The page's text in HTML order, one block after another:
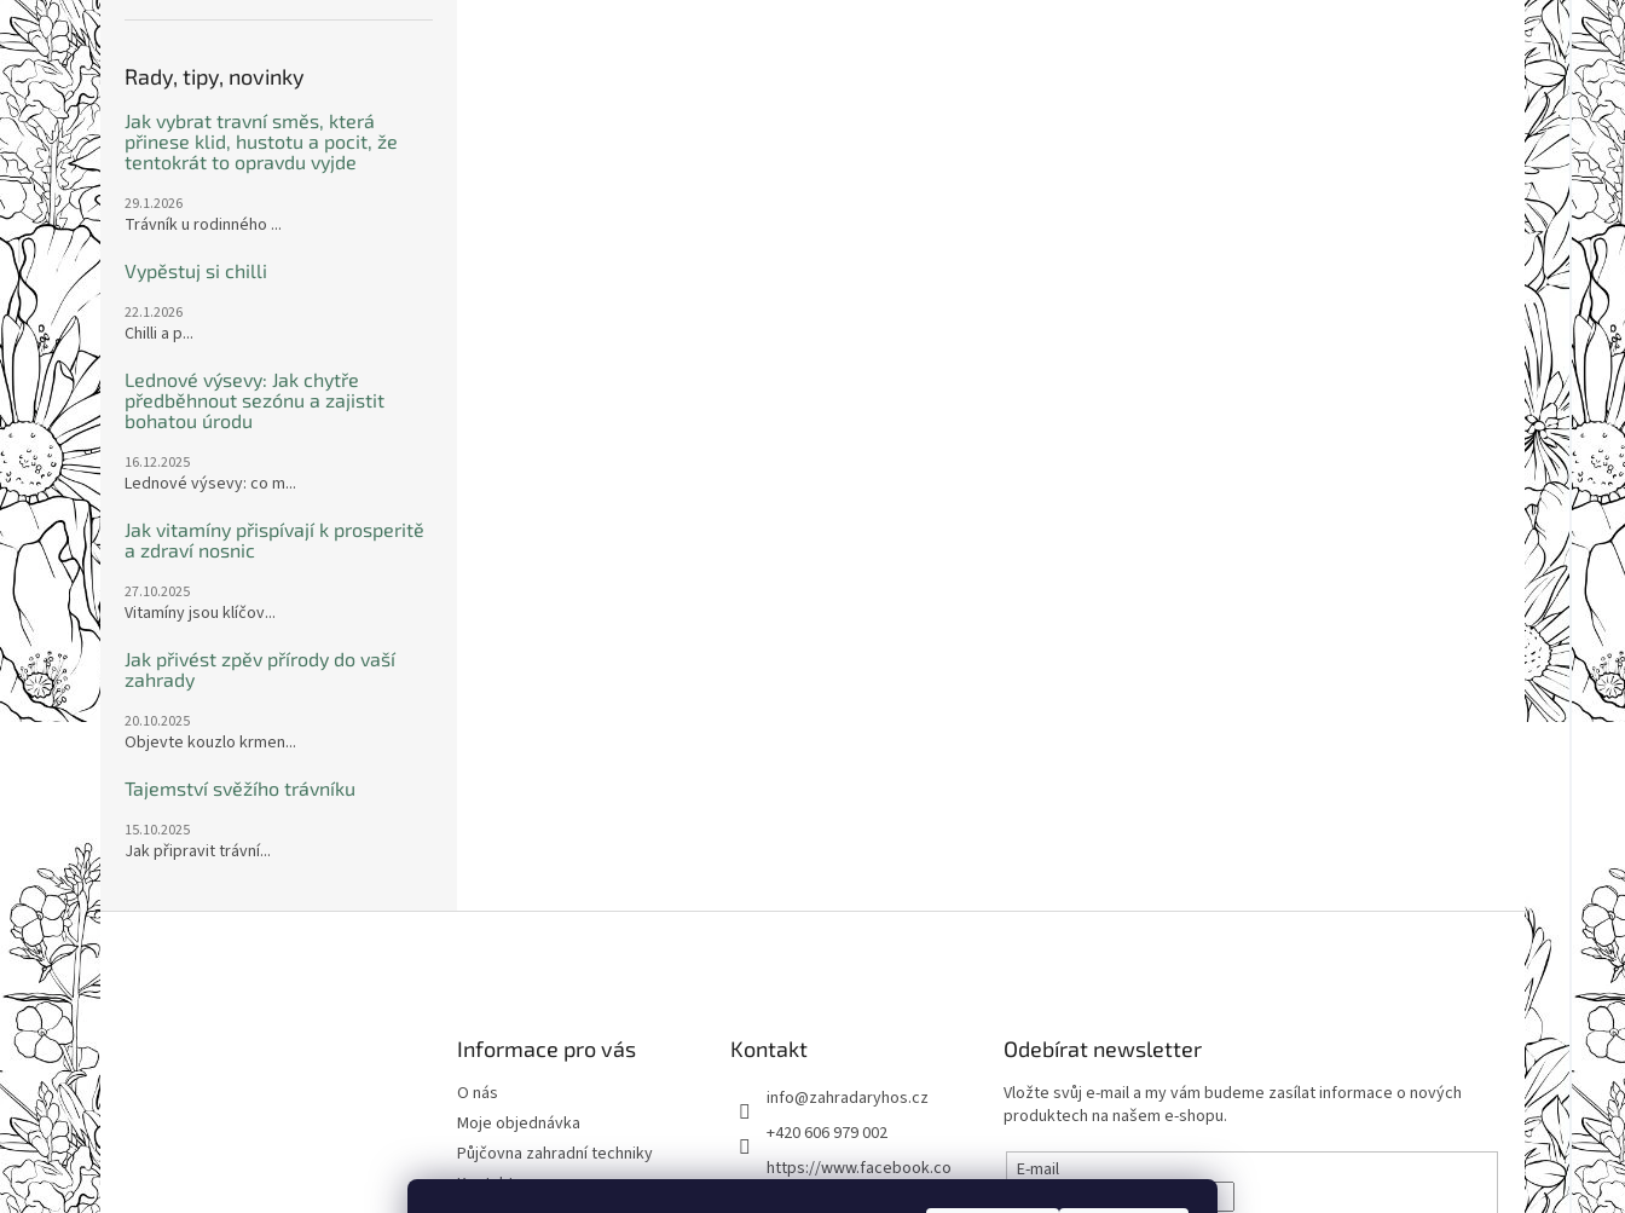
Rady, tipy, novinky
Jak vybrat travní směs, která
přinese klid, hustotu a pocit, že
tentokrát to opravdu vyjde
29.1.2026
Trávník u rodinného ...
Vypěstuj si chilli
22.1.2026
Chilli a p...
Lednové výsevy: Jak chytře
předběhnout sezónu a zajistit
bohatou úrodu
16.12.2025
Lednové výsevy: co m...
Jak vitamíny přispívají k prosperitě
a zdraví nosnic
27.10.2025
Vitamíny jsou klíčov...
Jak přivést zpěv přírody do vaší
zahrady
20.10.2025
Objevte kouzlo krmen...
Tajemství svěžího trávníku
15.10.2025
Jak připravit trávní...
Z
á
a
Informace pro vás
O nás
Moje objednávka
Půjčovna zahradní techniky
Kontakty
Kontakt
info@zahradaryhos.cz
+420 606 979 002
https://www.facebook.co
Odebírat newsletter
Vložte svůj e-mail a my vám budeme zasílat informace o nových
produktech na našem e-shopu.
E-mail